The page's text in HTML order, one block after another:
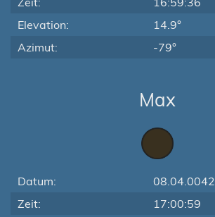
Elevation:
14.9°
Azimut:
-79°
Max
Datum:
08.04.0042
Zeit:
17:00:59